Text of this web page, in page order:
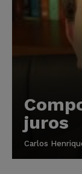
juros
Carlos